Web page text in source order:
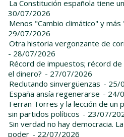
La Constitución española tiene
30/07/2026
Menos "Cambio climático" y
29/07/2026
Otra historia vergonzante de
- 28/07/2026
Récord de impuestos; récord de
el dinero? - 27/07/2026
Reclutando sinvergüenzas - 25/
España ansía regenerarse - 24/
Ferran Torres y la lección de un
sin partidos políticos - 23/07/
Sin verdad no hay democracia.
poder - 22/07/2026